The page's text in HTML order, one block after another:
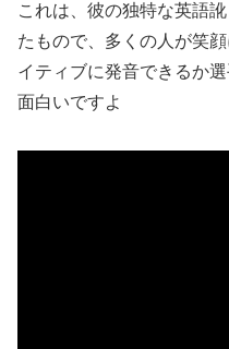
これは、彼の独特な英語
たもので、多くの人が笑
イティブに発音できるか
面白いですよ